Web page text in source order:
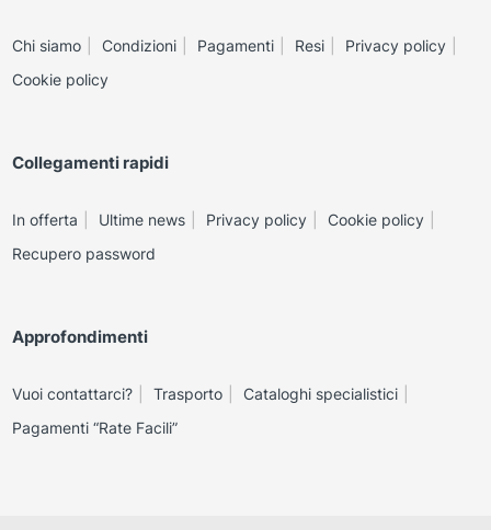
Chi siamo Condizioni Pagamenti Resi
Privacy policy
Cookie policy
Collegamenti rapidi
In offerta Ultime news Privacy policy
Cookie policy
Recupero password
Approfondimenti
Vuoi contattarci? Trasporto
Cataloghi specialistici
Pagamenti “Rate Facili”